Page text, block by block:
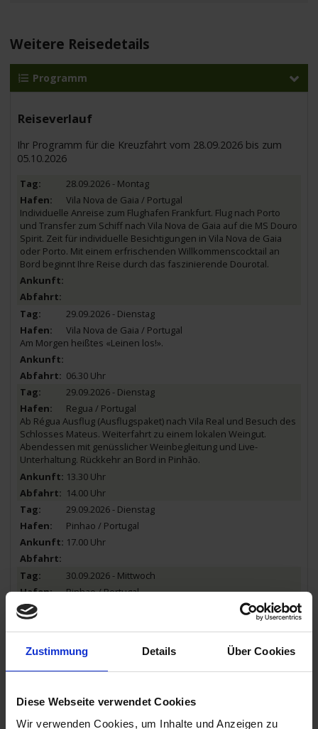
Zustimmung Details Über Cookies
Diese Webseite verwendet Cookies
Wir verwenden Cookies, um Inhalte und Anzeigen zu
Weitere Reisedetails
Programm
Reiseverlauf
Ihr Programm für die Kreuzfahrt vom 28.09.2026 bis zum
05.10.2026
28.09.2026 - Montag
Vila Nova de Gaia / Portugal
Individuelle Anreise zum Flughafen Frankfurt. Flug nach Porto
und Transfer zum Schiff nach Vila Nova de Gaia auf die MS Douro
Spirit. Zeit für individuelle Besichtigungen in Vila Nova de Gaia
oder Porto. Mit einem erfrischenden Willkommenscocktail an
Bord beginnt Ihre Reise durch das faszinierende Dourotal.
29.09.2026 - Dienstag
Vila Nova de Gaia / Portugal
Am Morgen heißtes «Leinen los!».
06.30 Uhr
29.09.2026 - Dienstag
Regua / Portugal
Ab Régua Ausflug (Ausflugspaket) nach Vila Real und Besuch des
Schlosses Mateus. Weiterfahrt zu einem lokalen Weingut.
Abendessen mit genüsslicher Weinbegleitung und Live-
Unterhaltung. Rückkehr an Bord in Pinhão.
13.30 Uhr
14.00 Uhr
29.09.2026 - Dienstag
Pinhao / Portugal
17.00 Uhr
30.09.2026 - Mittwoch
Pinhao / Portugal
Schifffahrt zur spanischen Grenze.
30.09.2026 - Mittwoch
Vega de Terrón / Spanien
historischen Dörfern Portugals zählt.